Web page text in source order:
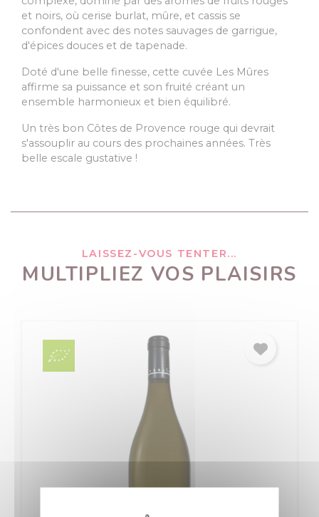
et noirs, où cerise burlat, mûre, et cassis se
confondent avec des notes sauvages de garrigue,
d'épices douces et de tapenade.
Doté d'une belle finesse, cette cuvée Les Mûres
affirme sa puissance et son fruité créant un
ensemble harmonieux et bien équilibré.
Un très bon Côtes de Provence rouge qui devrait
s'assouplir au cours des prochaines années. Très
belle escale gustative !
LAISSEZ-VOUS TENTER...
MULTIPLIEZ VOS PLAISIRS